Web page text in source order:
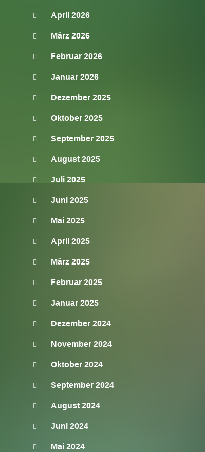
April 2026
März 2026
Februar 2026
Januar 2026
Dezember 2025
Oktober 2025
September 2025
August 2025
Juli 2025
Juni 2025
Mai 2025
April 2025
März 2025
Februar 2025
Januar 2025
Dezember 2024
November 2024
Oktober 2024
September 2024
August 2024
Juni 2024
Mai 2024